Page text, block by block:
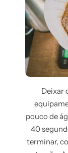
Deixar
pouco de
40
terminar,